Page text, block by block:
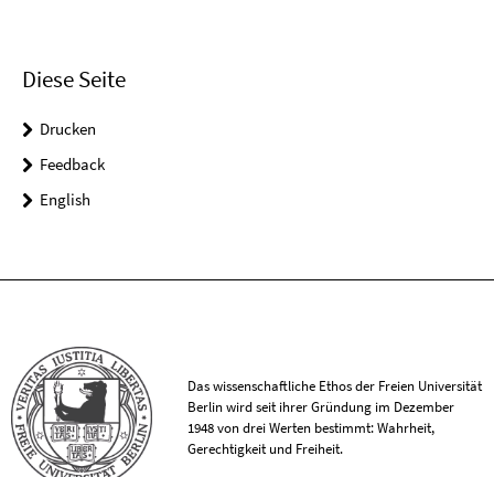
Diese Seite
Drucken
Feedback
English
Das wissenschaftliche Ethos der Freien Universität
Berlin wird seit ihrer Gründung im Dezember
1948 von drei Werten bestimmt: Wahrheit,
Gerechtigkeit und Freiheit.